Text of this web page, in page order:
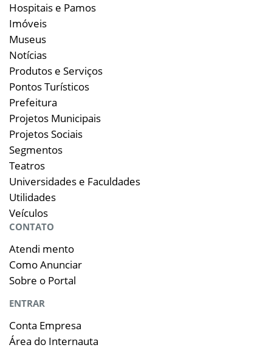
Hospitais e Pamos
Imóveis
Museus
Notícias
Produtos e Serviços
Pontos Turísticos
Prefeitura
Projetos Municipais
Projetos Sociais
Segmentos
Teatros
Universidades e Faculdades
Utilidades
Veículos
CONTATO
Atendi mento
Como Anunciar
Sobre o Portal
ENTRAR
Conta Empresa
Área do Internauta